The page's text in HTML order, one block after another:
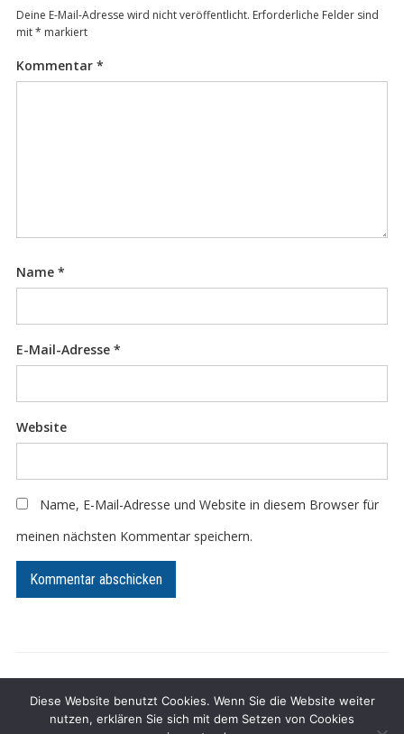
Deine E-Mail-Adresse wird nicht veröffentlicht. Erforderliche Felder sind
mit* markiert
Kommentar *
Name *
E-Mail-Adresse *
Website
Name, E-Mail-Adresse und Website in diesem Browser für
meinen nächsten Kommentar speichern.
Präsentiert von WordPress/ Academica WordPress-Theme von
Diese Website benutzt Cookies. Wenn Sie die Website weiter
nutzen, erklären Sie sich mit dem Setzen von Cookies